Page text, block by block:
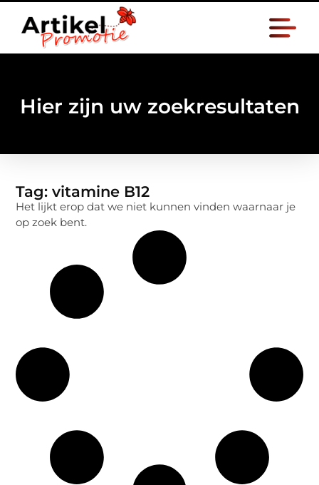
Hier zijn uw zoekresultaten
Tag: vitamine B12
Het lijkt erop dat we niet kunnen vinden waarnaar je
op zoek bent.